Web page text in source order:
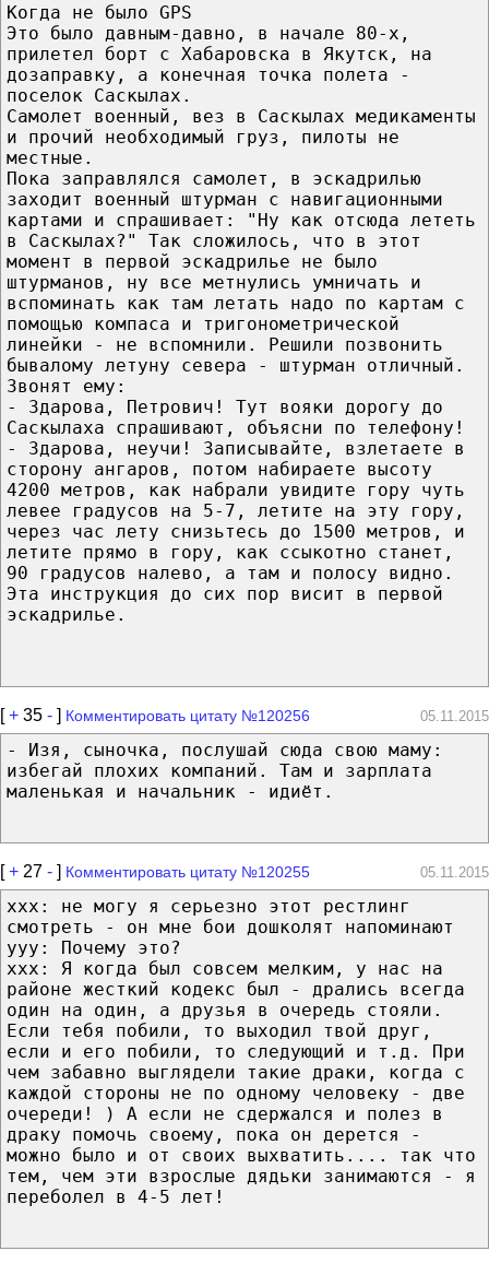
Когда не было GPS
Это было давным-давно, в начале 80-х,
прилетел борт с Хабаровска в Якутск, на
дозаправку, а конечная точка полета -
поселок Саскылах.
Самолет военный, вез в Саскылах медикаменты
и прочий необходимый груз, пилоты не
местные.
Пока заправлялся самолет, в эскадрилью
заходит военный штурман с навигационными
картами и спрашивает: "Ну как отсюда лететь
в Саскылах?" Так сложилось, что в этот
момент в первой эскадрилье не было
штурманов, ну все метнулись умничать и
вспоминать как там летать надо по картам с
помощью компаса и тригонометрической
линейки - не вспомнили. Решили позвонить
бывалому летуну севера - штурман отличный.
Звонят ему:
- Здарова, Петрович! Тут вояки дорогу до
Саскылаха спрашивают, объясни по телефону!
- Здарова, неучи! Записывайте, взлетаете в
сторону ангаров, потом набираете высоту
4200 метров, как набрали увидите гору чуть
левее градусов на 5-7, летите на эту гору,
через час лету снизьтесь до 1500 метров, и
летите прямо в гору, как ссыкотно станет,
90 градусов налево, а там и полосу видно.
Эта инструкция до сих пор висит в первой
эскадрилье.
[+ 35 - ] Комментировать цитату №120256 05.11.2015
- Изя, сыночка, послушай сюда свою маму:
избегай плохих компаний. Там и зарплата
маленькая и начальник - идиёт.
[+ 27 - ] Комментировать цитату №120255 05.11.2015
ххх: не могу я серьезно этот рестлинг
смотреть - он мне бои дошколят напоминают
ууу: Почему это?
ххх: Я когда был совсем мелким, у нас на
районе жесткий кодекс был - дрались всегда
один на один, а друзья в очередь стояли.
Если тебя побили, то выходил твой друг,
если и его побили, то следующий и т.д. При
чем забавно выглядели такие драки, когда с
каждой стороны не по одному человеку - две
очереди! ) А если не сдержался и полез в
драку помочь своему, пока он дерется -
можно было и от своих выхватить.... так что
тем, чем эти взрослые дядьки занимаются - я
переболел в 4-5 лет!